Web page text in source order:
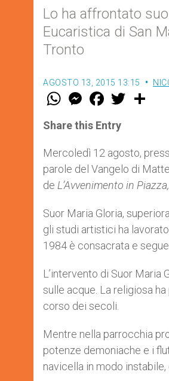
Lo ha affrontato
Eucaristica di San
Tronto
AGOSTO 13, 2015 13:15
W
t
s
p
p
M
e
s
e
g
e
r
F
a
e
b
o
k
w
r
Share this Entry
Mercoledì 12 agosto,
parole del Vangelo di
de L’Avvenimento in Piazza,
Suor Maria Gloria,
gli studi artistici ha
1984 è consacrata e
L’intervento di Suor Maria
sulle acque. La religiosa
corso dei secoli.
Mentre nella parrocchia
potenze demoniache e i
navicella in modo